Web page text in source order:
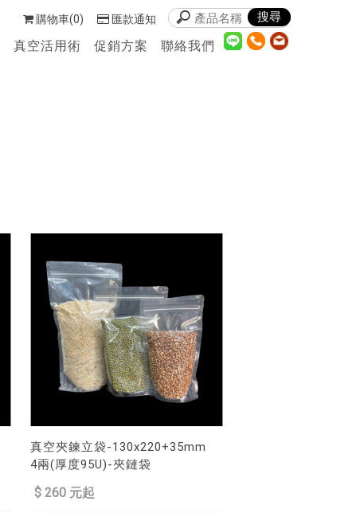
真空活用術 促銷方案 聯絡我們
購物車(0) 匯款通知
真空夾鍊立袋-130x220+35mm
4兩(厚度95U)-夾鏈袋
$ 260 元起